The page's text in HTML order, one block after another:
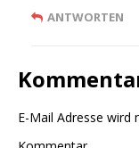
ANTWORTEN
E-Mail Adresse wird